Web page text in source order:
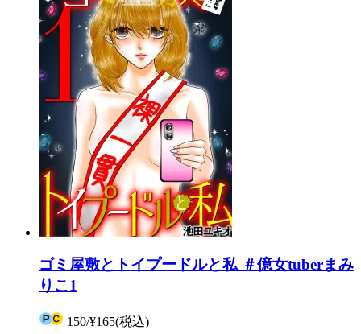
ゴミ屋敷とトイプードルと私 ＃億女tuberまみ
りこ1
150/¥165(税込)